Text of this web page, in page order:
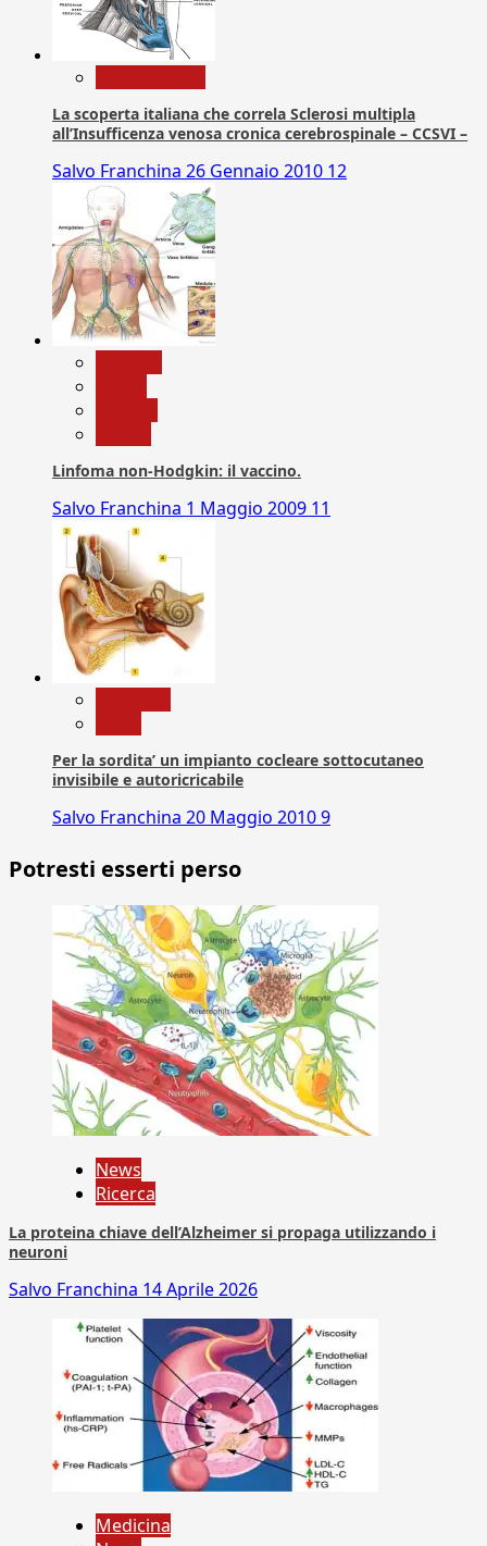
La scoperta italiana che correla Sclerosi multipla
all’Insufficenza venosa cronica cerebrospinale – CCSVI –
Salvo Franchina 26 Gennaio 2010 12
Linfoma non-Hodgkin: il vaccino.
Salvo Franchina 1 Maggio 2009 11
Per la sordita’ un impianto cocleare sottocutaneo
invisibile e autoricricabile
Salvo Franchina 20 Maggio 20109
Potresti esserti perso
News
Ricerca
La proteina chiave dell’Alzheimer si propaga utilizzando i
neuroni
Salvo Franchina 14 Aprile 2026
Medicina